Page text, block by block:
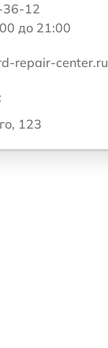
36-12
до 21:00
repair-center.ru
123